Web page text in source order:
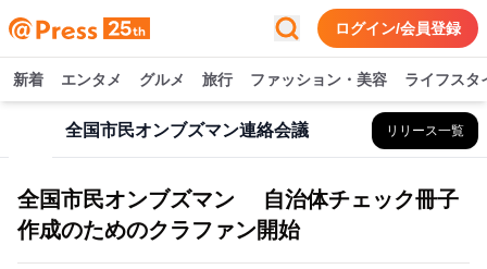
ログイン/会員登録
新着 エンタメ グルメ 旅行 ファッション・美容 ライフスタ
全国市民オンブズマン連絡会議 リリース一覧
全国市民オンブズマン 自治体チェック冊子
作成のためのクラファン開始